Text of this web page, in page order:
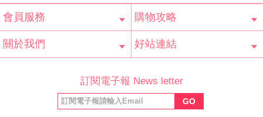
會員服務
會員辨法
客服信箱
隱私條款
網站導覽
購物攻略
常見問題
購物說明
訂單查詢
關於我們 好站連結
福利協會
絲專頁
訂閱電子報 News letter
GO